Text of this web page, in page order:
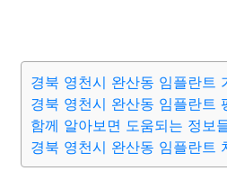
경북 영천시 완산동 임플란트
경북 영천시 완산동 임플란트
함께 알아보면 도움되는 정보
경북 영천시 완산동 임플란트